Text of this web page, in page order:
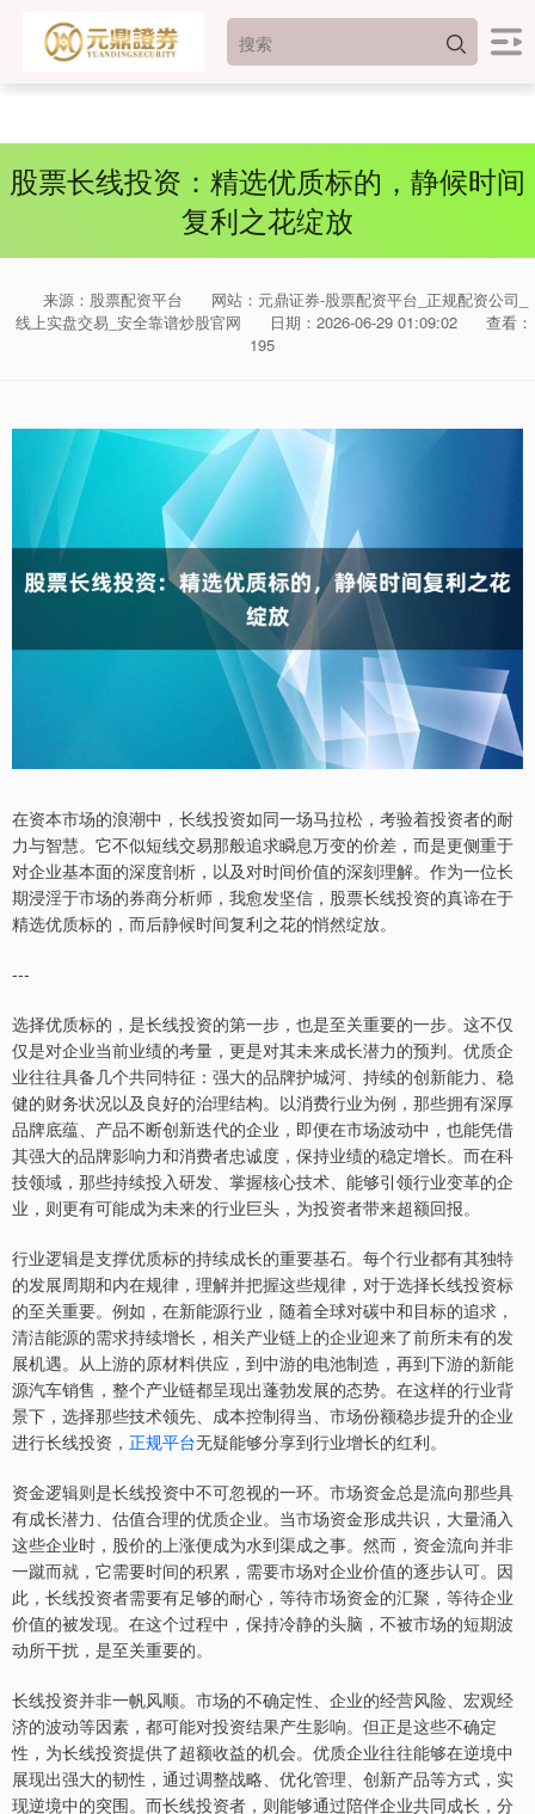
股票长线投资：精选优质标的，静候时间
复利之花绽放
来源：股票配资平台
网站：元鼎证券-股票配资平台_正规配资公司_
线上实盘交易_安全靠谱炒股官网
日期：2026-06-29 01:09:02
查看：
195
在资本市场的浪潮中，长线投资如同一场马拉松，考验着投资者的耐
力与智慧。它不似短线交易那般追求瞬息万变的价差，而是更侧重于
对企业基本面的深度剖析，以及对时间价值的深刻理解。作为一位长
期浸淫于市场的券商分析师，我愈发坚信，股票长线投资的真谛在于
精选优质标的，而后静候时间复利之花的悄然绽放。
---
选择优质标的，是长线投资的第一步，也是至关重要的一步。这不仅
仅是对企业当前业绩的考量，更是对其未来成长潜力的预判。优质企
业往往具备几个共同特征：强大的品牌护城河、持续的创新能力、稳
健的财务状况以及良好的治理结构。以消费行业为例，那些拥有深厚
品牌底蕴、产品不断创新迭代的企业，即便在市场波动中，也能凭借
其强大的品牌影响力和消费者忠诚度，保持业绩的稳定增长。而在科
技领域，那些持续投入研发、掌握核心技术、能够引领行业变革的企
业，则更有可能成为未来的行业巨头，为投资者带来超额回报。
行业逻辑是支撑优质标的持续成长的重要基石。每个行业都有其独特
的发展周期和内在规律，理解并把握这些规律，对于选择长线投资标
的至关重要。例如，在新能源行业，随着全球对碳中和目标的追求，
清洁能源的需求持续增长，相关产业链上的企业迎来了前所未有的发
展机遇。从上游的原材料供应，到中游的电池制造，再到下游的新能
源汽车销售，整个产业链都呈现出蓬勃发展的态势。在这样的行业背
景下，选择那些技术领先、成本控制得当、市场份额稳步提升的企业
进行长线投资， 正规平台无疑能够分享到行业增长的红利。
资金逻辑则是长线投资中不可忽视的一环。市场资金总是流向那些具
有成长潜力、估值合理的优质企业。当市场资金形成共识，大量涌入
这些企业时，股价的上涨便成为水到渠成之事。然而，资金流向并非
一蹴而就，它需要时间的积累，需要市场对企业价值的逐步认可。因
此，长线投资者需要有足够的耐心，等待市场资金的汇聚，等待企业
价值的被发现。在这个过程中，保持冷静的头脑，不被市场的短期波
动所干扰，是至关重要的。
长线投资并非一帆风顺。市场的不确定性、企业的经营风险、宏观经
济的波动等因素，都可能对投资结果产生影响。但正是这些不确定
性，为长线投资提供了超额收益的机会。优质企业往往能够在逆境中
展现出强大的韧性，通过调整战略、优化管理、创新产品等方式，实
现逆境中的突围。而长线投资者，则能够通过陪伴企业共同成长，分